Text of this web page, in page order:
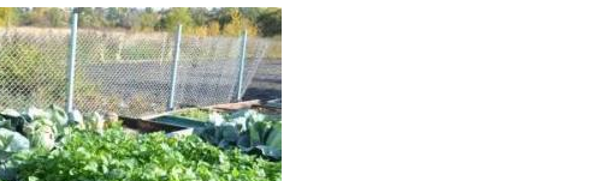
Грядки с бортами
Грядки из пластиковой
доски
Высокие конструкции